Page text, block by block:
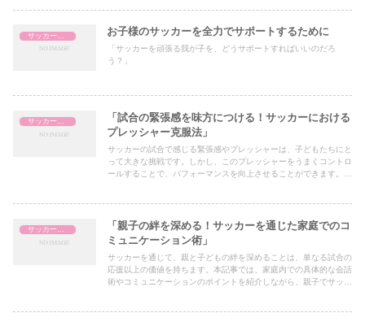
お子様のサッカーを全力でサポートするために
「サッカーを頑張る我が子を、どうサポートすればいいのだろ
う？」
サッカー指導
「試合の緊張感を味方につける！サッカーにおける
プレッシャー克服法」
サッカーの試合で感じる緊張感やプレッシャーは、子どもたちにと
って大きな挑戦です。しかし、このプレッシャーをうまくコントロ
ールすることで、パフォーマンスを向上させることができます。本
サッカー指導
「親子の絆を深める！サッカーを通じた家庭でのコ
ミュニケーション術」
サッカーを通じて、親と子どもの絆を深めることは、単なる試合の
応援以上の価値を持ちます。本記事では、家庭内での具体的な会話
術やコミュニケーションのポイントを紹介しながら、親子でサッカ